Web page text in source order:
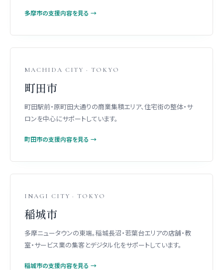
多摩市の支援内容を見る →
MACHIDA CITY · TOKYO
町田市
町田駅前・原町田大通りの商業集積エリア、住宅街の整体・サ
ロンを中心にサポートしています。
町田市の支援内容を見る →
INAGI CITY · TOKYO
稲城市
多摩ニュータウンの東端。稲城長沼・若葉台エリアの店舗・教
室・サービス業の集客とデジタル化をサポートしています。
稲城市の支援内容を見る →